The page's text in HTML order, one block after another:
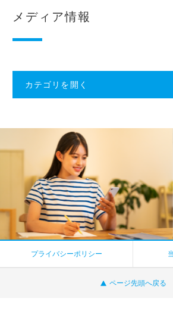
メディア情報
カテゴリを開く
ページ先頭へ戻る
プライバシーポリシー